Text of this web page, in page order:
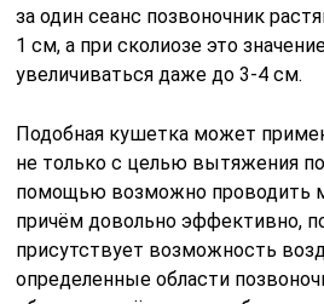
за один сеанс позвоночник
1 см, а при сколиозе это
увеличиваться даже до 3-4 см.
Подобная кушетка может
не только с целью вытяжения
помощью возможно проводить
причём довольно эффективно,
присутствует возможность
определенные области